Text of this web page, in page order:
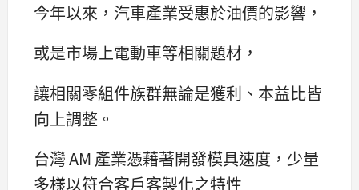
今年以來，汽車產業受惠於油價的影響，
或是市場上電動車等相關題材，
讓相關零組件族群無論是獲利、本益比皆
向上調整。
台灣 AM 產業憑藉著開發模具速度，少量
多樣以符合客戶客製化之特性